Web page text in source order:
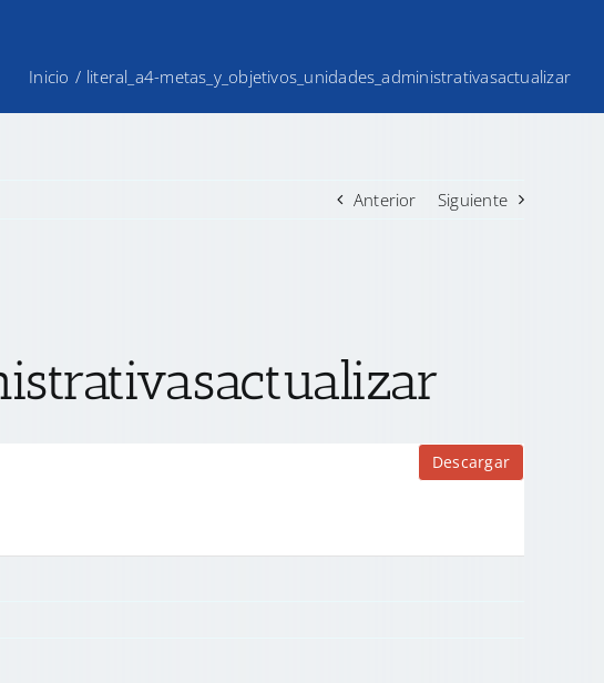
Inicio / literal_a4-metas_y_objetivos_unidades_administrativasactualizar
Anterior Siguiente
Descargar